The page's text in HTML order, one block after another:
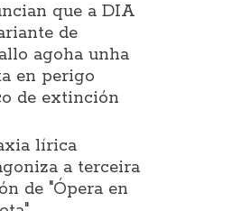
que a DIA
de
agoha unha
en perigo
de extinción
lírica
a terceira
de "Ópera en